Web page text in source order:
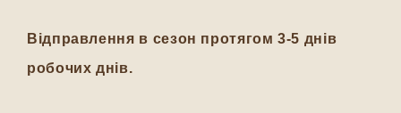
Відправлення в сезон протягом 3-5 днів
робочих днів.